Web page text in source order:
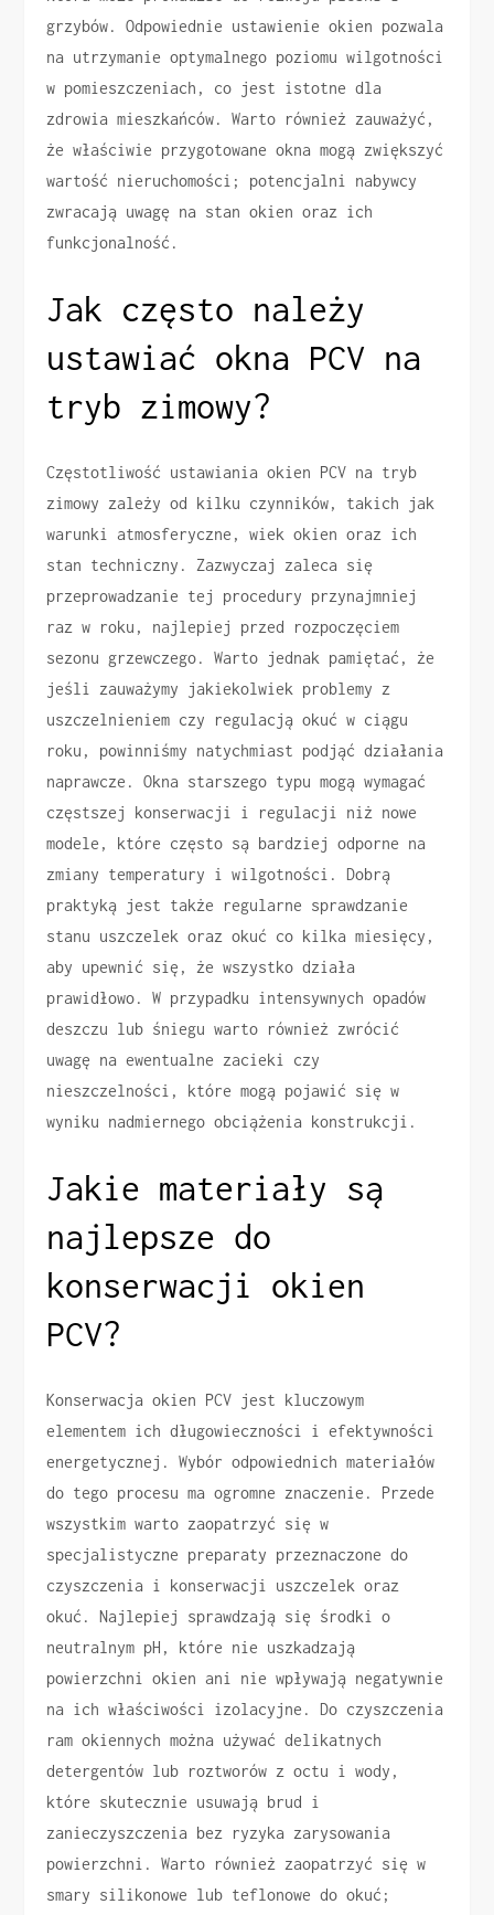
grzybów. Odpowiednie ustawienie okien pozwala
na utrzymanie optymalnego poziomu wilgotności
w pomieszczeniach, co jest istotne dla
zdrowia mieszkańców. Warto również zauważyć,
że właściwie przygotowane okna mogą zwiększyć
wartość nieruchomości; potencjalni nabywcy
zwracają uwagę na stan okien oraz ich
funkcjonalność.
Jak często należy
ustawiać okna PCV na
tryb zimowy?
Częstotliwość ustawiania okien PCV na tryb
zimowy zależy od kilku czynników, takich jak
warunki atmosferyczne, wiek okien oraz ich
stan techniczny. Zazwyczaj zaleca się
przeprowadzanie tej procedury przynajmniej
raz w roku, najlepiej przed rozpoczęciem
sezonu grzewczego. Warto jednak pamiętać, że
jeśli zauważymy jakiekolwiek problemy z
uszczelnieniem czy regulacją okuć w ciągu
roku, powinniśmy natychmiast podjąć działania
naprawcze. Okna starszego typu mogą wymagać
częstszej konserwacji i regulacji niż nowe
modele, które często są bardziej odporne na
zmiany temperatury i wilgotności. Dobrą
praktyką jest także regularne sprawdzanie
stanu uszczelek oraz okuć co kilka miesięcy,
aby upewnić się, że wszystko działa
prawidłowo. W przypadku intensywnych opadów
deszczu lub śniegu warto również zwrócić
uwagę na ewentualne zacieki czy
nieszczelności, które mogą pojawić się w
wyniku nadmiernego obciążenia konstrukcji.
Jakie materiały są
najlepsze do
konserwacji okien
PCV?
Konserwacja okien PCV jest kluczowym
elementem ich długowieczności i efektywności
energetycznej. Wybór odpowiednich materiałów
do tego procesu ma ogromne znaczenie. Przede
wszystkim warto zaopatrzyć się w
specjalistyczne preparaty przeznaczone do
czyszczenia i konserwacji uszczelek oraz
okuć. Najlepiej sprawdzają się środki o
neutralnym pH, które nie uszkadzają
powierzchni okien ani nie wpływają negatywnie
na ich właściwości izolacyjne. Do czyszczenia
ram okiennych można używać delikatnych
detergentów lub roztworów z octu i wody,
które skutecznie usuwają brud i
zanieczyszczenia bez ryzyka zarysowania
powierzchni. Warto również zaopatrzyć się w
smary silikonowe lub teflonowe do okuć;